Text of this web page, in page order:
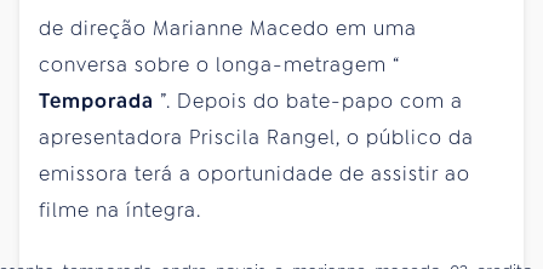
de direção Marianne Macedo em uma
conversa sobre o longa-metragem “
Temporada ”. Depois do bate-papo com a
apresentadora Priscila Rangel, o público da
emissora terá a oportunidade de assistir ao
filme na íntegra.